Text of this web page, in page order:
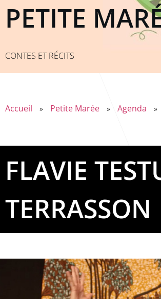
PETITE
CONTES ET RÉCITS
Accueil » Petite Marée » Agenda »
FLAVIE
TERRASSON